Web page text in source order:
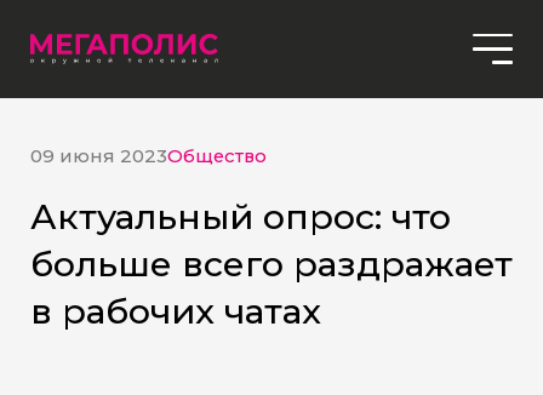
09 июня 2023Общество
Актуальный опрос: что
больше всего раздражает
в рабочих чатах